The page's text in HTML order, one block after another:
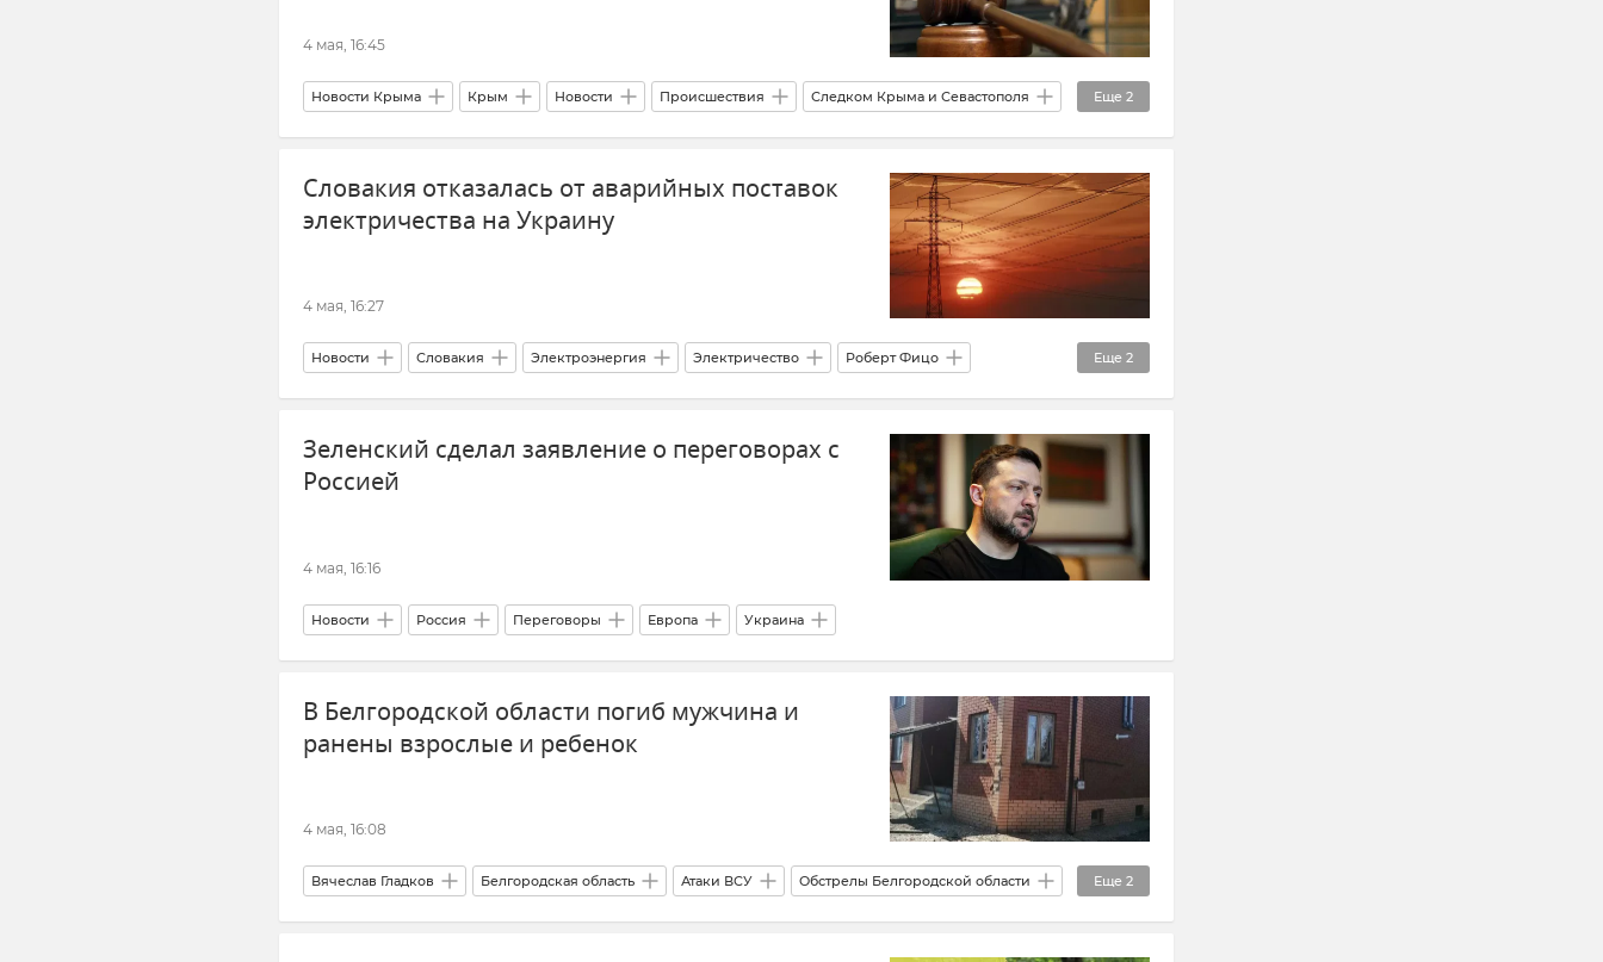
4 мая, 16:45
Еще 2
Новости Крыма Крым Новости Происшествия Следком Крыма и Севастополя
МВД по Республике Крым Казино
Словакия отказалась от аварийных поставок
электричества на Украину
4 мая, 16:27
Еще 2
Новости Словакия Электроэнергия Электричество Роберт Фицо
Украина Отключение электроэнергии
Зеленский сделал заявление о переговорах с
Россией
4 мая, 16:16
Новости Россия Переговоры Европа Украина
В Белгородской области погиб мужчина и
ранены взрослые и ребенок
4 мая, 16:08
Еще 2
Вячеслав Гладков Белгородская область Атаки ВСУ Обстрелы Белгородской области
Обстрелы ВСУ Происшествия